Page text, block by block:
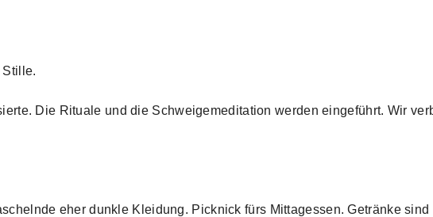
Stille.
Die Rituale und die Schweigemeditation werden eingeführt. Wir
eher dunkle Kleidung. Picknick fürs Mittagessen. Getränke sind